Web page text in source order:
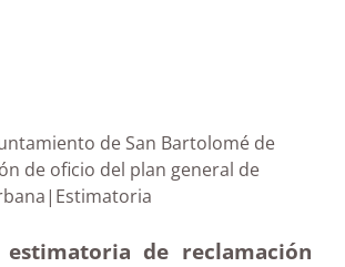
de San Bartolomé de
de oficio del plan general de
Urbana|Estimatoria
estimatoria de reclamación